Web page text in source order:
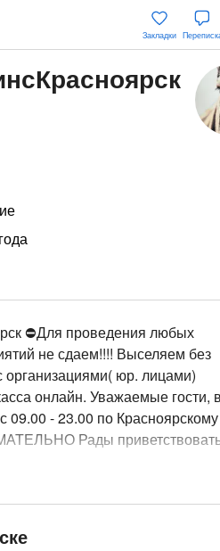
Закладки
⛔️Для проведения любых
не сдаем!!!! Выселяем без
юр. лицами)
онлайн. Уважаемые гости,
09.00 - 23.00 по Красноярскому
Рады
шага (подписание договора и
в квартиру. При